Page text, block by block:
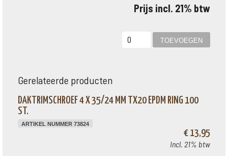
Prijs incl. 21% btw
Gerelateerde producten
DAKTRIMSCHROEF 4 X 35/24 MM TX20 EPDM RING 100
ST.
ARTIKEL NUMMER 73824
€ 13,95
Incl. 21% btw